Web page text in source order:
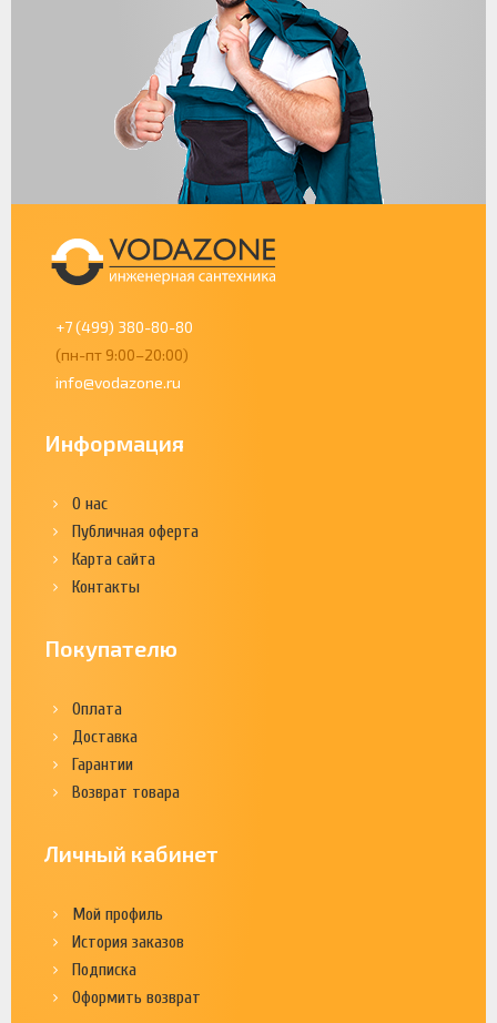
+7 (499) 380-80-80
(пн-пт 9:00–20:00)
info@vodazone.ru
Информация
О нас
Публичная оферта
Карта сайта
Контакты
Покупателю
Оплата
Доставка
Гарантии
Возврат товара
Личный кабинет
Мой профиль
История заказов
Подписка
Оформить возврат